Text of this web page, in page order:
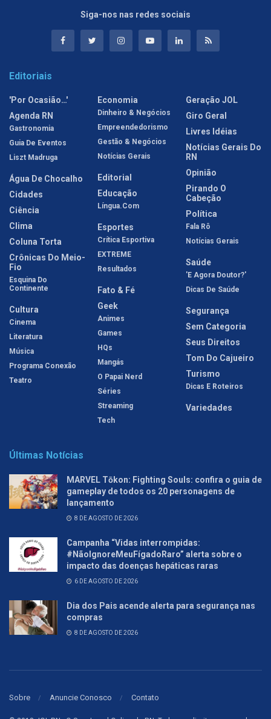
Siga-nos nas redes sociais
Editoriais
'Por Ocasião…'
Agenda RN
Gastronomia
Guia De Eventos
Liszt Madruga
Água De Chocalho
Cidades
Ciência
Clima
Coluna Torta
Crônicas Do Meio-
Fio
Esquina Do
Continente
Cultura
Cinema
Literatura
Música
Programa Conexão
Teatro
Economia
Dinheiro & Negócios
Empreendedorismo
Gestão & Negócios
Notícias Gerais
Editorial
Educação
Língua.com
Esportes
Crítica Esportiva
EXTREME
Resultados
Fato & Fé
Geek
Animes
Games
HQs
Mangás
O Papai Nerd
Séries
Streaming
Tech
Geração JOL
Giro Geral
Livres Idéias
Notícias Gerais Do
RN
Opinião
Pirando O
Cabeção
Política
Fala Rô
Notícias Gerais
Saúde
'E Agora Doutor?'
Dicas De Saúde
Segurança
Sem Categoria
Seus Direitos
Tom Do Cajueiro
Turismo
Dicas E Roteiros
Variedades
Últimas Notícias
MARVEL Tōkon: Fighting Souls: confira o guia de
gameplay de todos os 20 personagens de
lançamento
8 DE AGOSTO DE 2026
Campanha “Vidas interrompidas:
#NãoIgnoreMeuFígadoRaro” alerta sobre o
impacto das doenças hepáticas raras
6 DE AGOSTO DE 2026
Dia dos Pais acende alerta para segurança nas
compras
8 DE AGOSTO DE 2026
Sobre Anuncie Conosco Contato